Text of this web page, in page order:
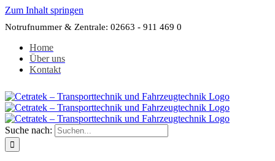
Zum Inhalt springen
Notrufnummer & Zentrale: 02663 - 911 469 0
Home
Über uns
Kontakt
Suche nach: